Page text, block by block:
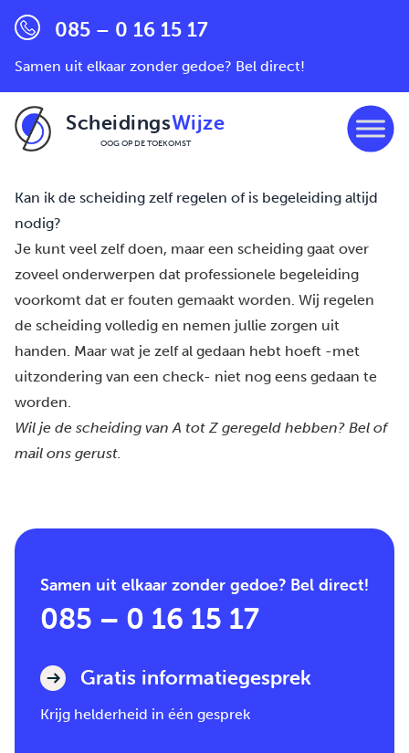
085 – 0 16 15 17
Samen uit elkaar zonder gedoe? Bel direct!
ScheidingsWijze
OOG OP DE TOEKOMST
Kan ik de scheiding zelf regelen of is begeleiding altijd
nodig?
Je kunt veel zelf doen, maar een scheiding gaat over
zoveel onderwerpen dat professionele begeleiding
voorkomt dat er fouten gemaakt worden. Wij regelen
de scheiding volledig en nemen jullie zorgen uit
handen. Maar wat je zelf al gedaan hebt hoeft -met
uitzondering van een check- niet nog eens gedaan te
worden.
Wil je de scheiding van A tot Z geregeld hebben? Bel of
mail ons gerust.
Samen uit elkaar zonder gedoe? Bel direct!
085 – 0 16 15 17
Gratis informatiegesprek
Krijg helderheid in één gesprek